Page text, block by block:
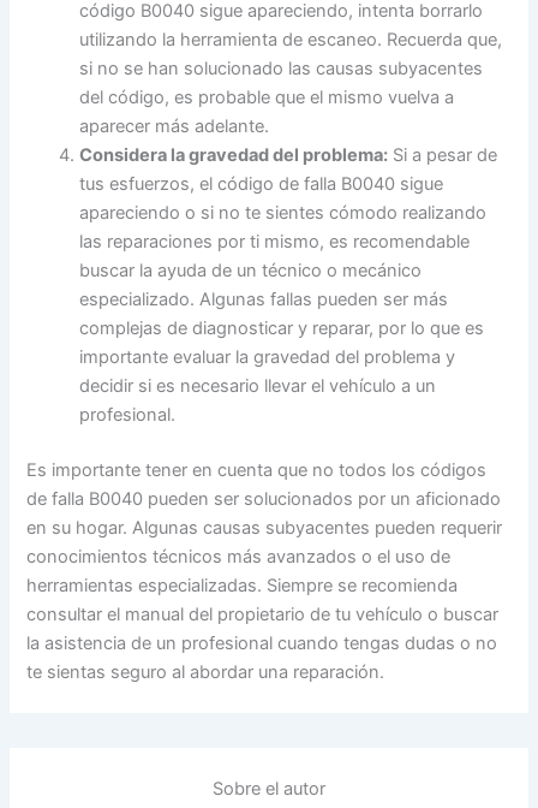
código B0040 sigue apareciendo, intenta borrarlo
utilizando la herramienta de escaneo. Recuerda que,
si no se han solucionado las causas subyacentes
del código, es probable que el mismo vuelva a
aparecer más adelante.
Considera la gravedad del problema: Si a pesar de
tus esfuerzos, el código de falla B0040 sigue
apareciendo o si no te sientes cómodo realizando
las reparaciones por ti mismo, es recomendable
buscar la ayuda de un técnico o mecánico
especializado. Algunas fallas pueden ser más
complejas de diagnosticar y reparar, por lo que es
importante evaluar la gravedad del problema y
decidir si es necesario llevar el vehículo a un
profesional.
Es importante tener en cuenta que no todos los códigos
de falla B0040 pueden ser solucionados por un aficionado
en su hogar. Algunas causas subyacentes pueden requerir
conocimientos técnicos más avanzados o el uso de
herramientas especializadas. Siempre se recomienda
consultar el manual del propietario de tu vehículo o buscar
la asistencia de un profesional cuando tengas dudas o no
te sientas seguro al abordar una reparación.
Sobre el autor